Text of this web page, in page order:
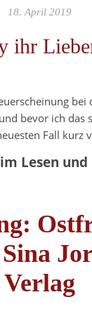
18. April 2019
ihr
bevor ich das
Fall kurz
Lesen
Sina
Verlag